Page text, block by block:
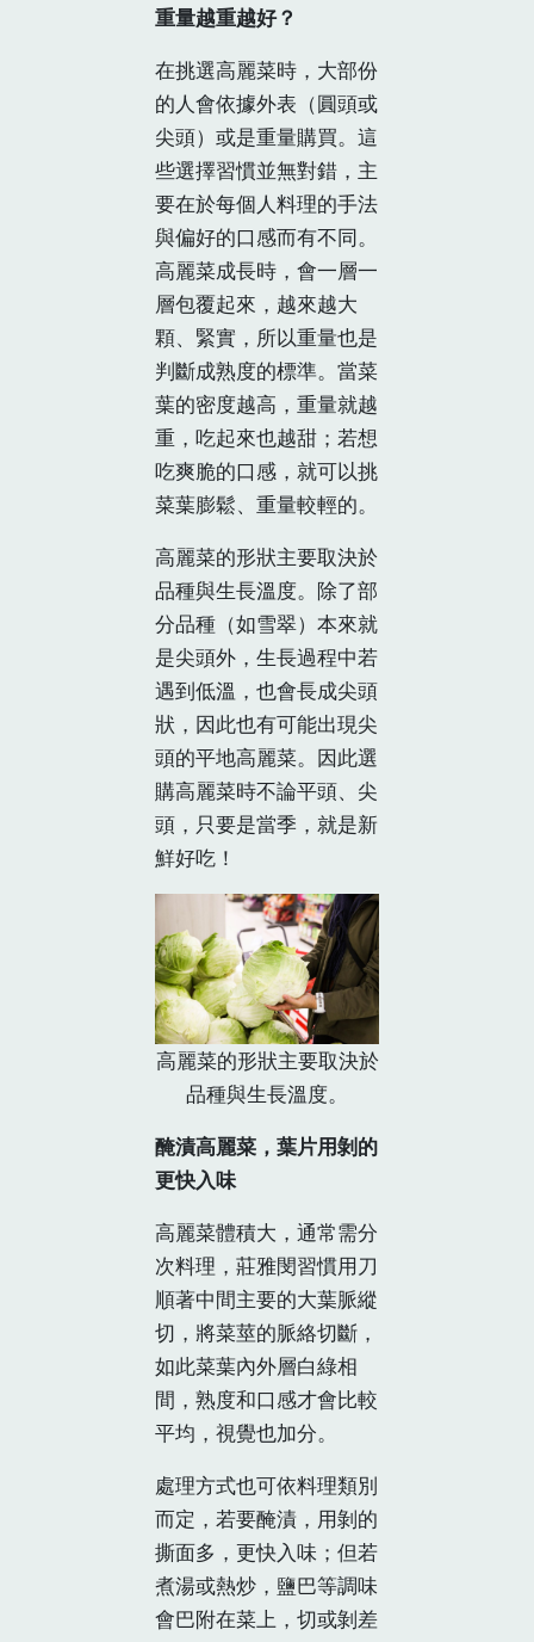
重量越重越好？
在挑選高麗菜時，大部份
的人會依據外表（圓頭或
尖頭）或是重量購買。這
些選擇習慣並無對錯，主
要在於每個人料理的手法
與偏好的口感而有不同。
高麗菜成長時，會一層一
層包覆起來，越來越大
顆、緊實，所以重量也是
判斷成熟度的標準。當菜
葉的密度越高，重量就越
重，吃起來也越甜；若想
吃爽脆的口感，就可以挑
菜葉膨鬆、重量較輕的。
高麗菜的形狀主要取決於
品種與生長溫度。除了部
分品種（如雪翠）本來就
是尖頭外，生長過程中若
遇到低溫，也會長成尖頭
狀，因此也有可能出現尖
頭的平地高麗菜。因此選
購高麗菜時不論平頭、尖
頭，只要是當季，就是新
鮮好吃！
高麗菜的形狀主要取決於
品種與生長溫度。
醃漬高麗菜，葉片用剝的
更快入味
高麗菜體積大，通常需分
次料理，莊雅閔習慣用刀
順著中間主要的大葉脈縱
切，將菜莖的脈絡切斷，
如此菜葉內外層白綠相
間，熟度和口感才會比較
平均，視覺也加分。
處理方式也可依料理類別
而定，若要醃漬，用剝的
撕面多，更快入味；但若
煮湯或熱炒，鹽巴等調味
會巴附在菜上，切或剝差